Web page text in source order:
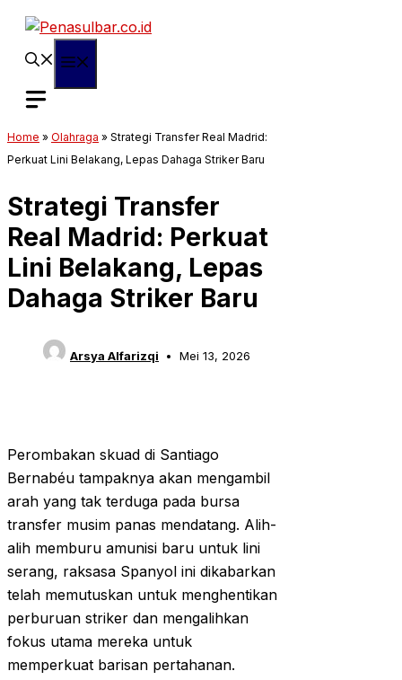
Langsung
Home » Olahraga » Strategi Transfer Real Madrid:
Perkuat Lini Belakang, Lepas Dahaga Striker Baru
Strategi Transfer
Real Madrid: Perkuat
Lini Belakang, Lepas
Dahaga Striker Baru
Arsya Alfarizqi Mei 13, 2026
Perombakan skuad di Santiago
Bernabéu tampaknya akan mengambil
arah yang tak terduga pada bursa
transfer musim panas mendatang. Alih-
alih memburu amunisi baru untuk lini
serang, raksasa Spanyol ini dikabarkan
telah memutuskan untuk menghentikan
perburuan striker dan mengalihkan
fokus utama mereka untuk
memperkuat barisan pertahanan.